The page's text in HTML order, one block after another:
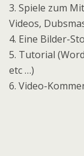
3. Spiele zum
Videos,
4. Eine Bilder-
5. Tutorial
etc …)
6. Video-